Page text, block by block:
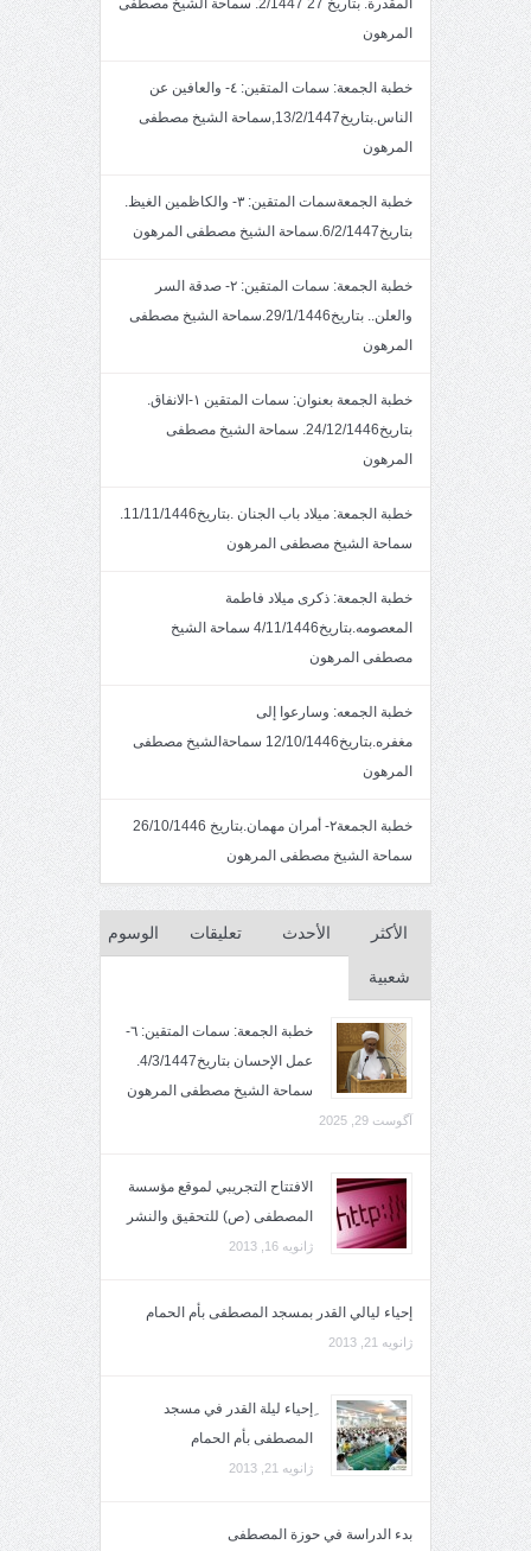
المقدرة. بتاريخ 27 2/1447. سماحة الشيخ مصطفى
المرهون
خطبة الجمعة: سمات المتقين: ٤- والعافين عن
الناس.بتاريخ13/2/1447,سماحة الشيخ مصطفى
المرهون
خطبة الجمعةسمات المتقين: ٣- والكاظمين الغيظ.
بتاريخ6/2/1447.سماحة الشيخ مصطفى المرهون
خطبة الجمعة: سمات المتقين: ٢- صدقة السر
والعلن.. بتاريخ29/1/1446.سماحة الشيخ مصطفى
المرهون
خطبة الجمعة بعنوان: سمات المتقين ١-الانفاق.
بتاريخ24/12/1446. سماحة الشيخ مصطفى
المرهون
خطبة الجمعة: ميلاد باب الجنان .بتاريخ11/11/1446.
سماحة الشيخ مصطفى المرهون
خطبة الجمعة: ذكرى ميلاد فاطمة
المعصومه.بتاريخ4/11/1446 سماحة الشيخ
مصطفى المرهون
خطبة الجمعه: وسارعوا إلى
مغفره.بتاريخ12/10/1446 سماحةالشيخ مصطفى
المرهون
خطبة الجمعة٢- أمران مهمان.بتاريخ 26/10/1446
سماحة الشيخ مصطفى المرهون
الأكثر
شعبية
الأحدث تعليقات الوسوم
خطبة الجمعة: سمات المتقين: ٦-
عمل الإحسان بتاريخ4/3/1447.
سماحة الشيخ مصطفى المرهون
آگوست 29, 2025
الافتتاح التجريبي لموقع مؤسسة
المصطفى (ص) للتحقيق والنشر
ژانویه 16, 2013
إحياء ليالي القدر بمسجد المصطفى بأم الحمام
ژانویه 21, 2013
ِإحياء ليلة القدر في مسجد
المصطفى بأم الحمام
ژانویه 21, 2013
بدء الدراسة في حوزة المصطفى